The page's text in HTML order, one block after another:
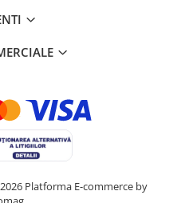
Platforma E-commerce by